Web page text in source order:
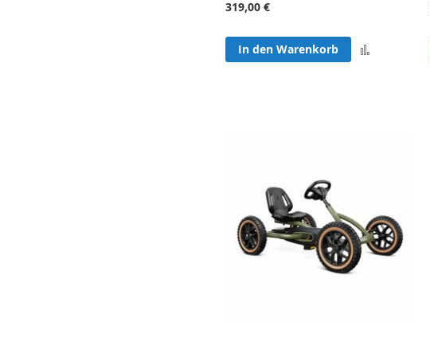
319,00 €
In den Warenkorb